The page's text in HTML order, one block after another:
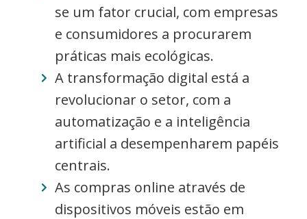
se um fator crucial, com empresas
e consumidores a procurarem
práticas mais ecológicas.
A transformação digital está a
revolucionar o setor, com a
automatização e a inteligência
artificial a desempenharem papéis
centrais.
As compras online através de
dispositivos móveis estão em